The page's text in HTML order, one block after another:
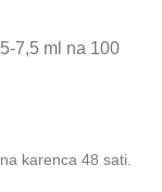
7,5 ml na 100
karenca 48 sati.